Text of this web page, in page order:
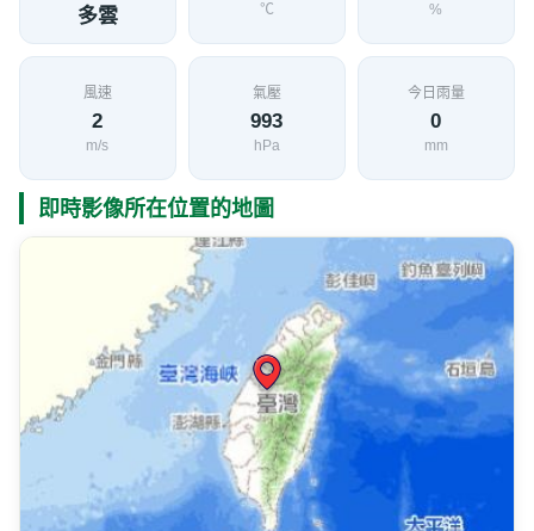
多雲 ℃ %
風速
2
m/s
氣壓
993
hPa
今日雨量
0
mm
即時影像所在位置的地圖